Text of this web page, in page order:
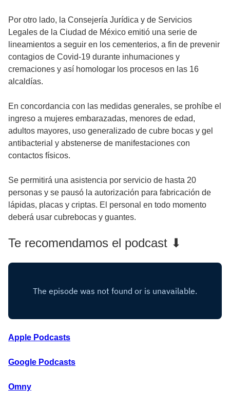
Por otro lado, la Consejería Jurídica y de Servicios
Legales de la Ciudad de México emitió una serie de
lineamientos a seguir en los cementerios, a fin de prevenir
contagios de Covid-19 durante inhumaciones y
cremaciones y así homologar los procesos en las 16
alcaldías.
En concordancia con las medidas generales, se prohíbe el
ingreso a mujeres embarazadas, menores de edad,
adultos mayores, uso generalizado de cubre bocas y gel
antibacterial y abstenerse de manifestaciones con
contactos físicos.
Se permitirá una asistencia por servicio de hasta 20
personas y se pausó la autorización para fabricación de
lápidas, placas y criptas. El personal en todo momento
deberá usar cubrebocas y guantes.
Te recomendamos el podcast ⬇
Apple Podcasts
Google Podcasts
Omny